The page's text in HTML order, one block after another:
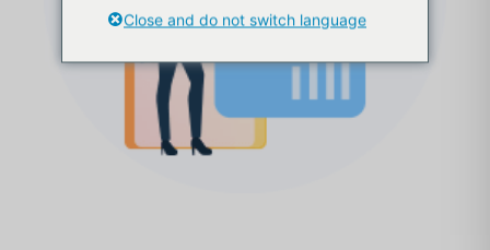
Close and do not switch language